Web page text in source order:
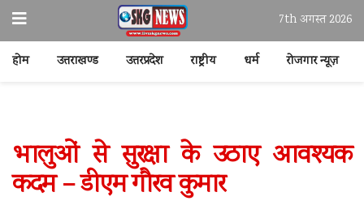
7th अगस्त 2026
होम उत्तराखण्ड उत्तरप्रदेश राष्ट्रीय धर्म रोजगार न्यूज़
भालुओं से सुरक्षा के उठाए आवश्यक
कदम – डीएम गौरव कुमार